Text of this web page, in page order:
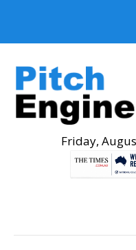
Friday,